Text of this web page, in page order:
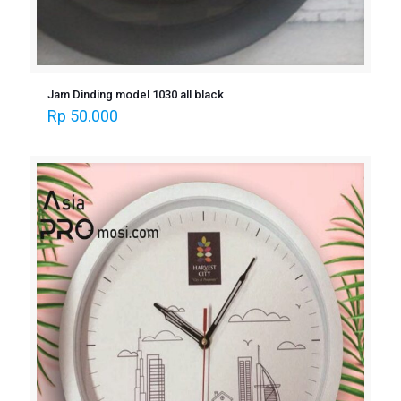
Jam Dinding model 1030 all black
Rp 50.000